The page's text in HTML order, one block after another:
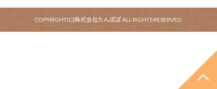
COPYRIGHT(C)株式会社たんぽぽ ALL RIGHTS RESERVED.